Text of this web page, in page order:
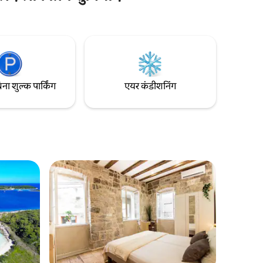
दुकानों से घिरे हुए हैं - सभी पैदल दूरी के भीतर।
शुल्क पार्किंग एयर कंडीशनिंग